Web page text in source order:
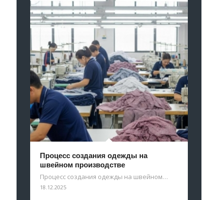
Процесс создания одежды на
швейном производстве
Процесс создания одежды на швейном…
18.12.2025